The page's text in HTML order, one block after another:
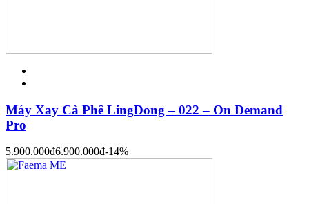
Máy Xay Cà Phê LingDong – 022 – On Demand
Pro
5.900.000đ6.900.000đ-14%